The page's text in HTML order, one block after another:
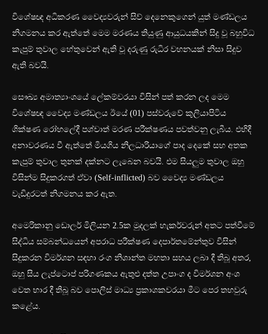
විශේෂඥ අධිකරණ වෛද්‍යවරුන් සිව් දෙනෙකුගෙන් යුත් මණ්ඩලය
නිගමනය කර ඇත්තේ මෙම මරණය තියුණු ආයුධයකින් සිදු වූ බහුවිධ
කැපුම් තුවාල හේතුවෙන් ඇති වූ දරුණු රුධිර වහනයක් නිසා සිදුව
ඇති බවයි.
සෞඛ්‍ය අමාත්‍යාංශයේ ලේකම්වරයා විසින් පත් කරන ලද මෙම
විශේෂඥ වෛද්‍ය මණ්ඩලය ඊයේ (01) පස්වරුවේ කුලියාපිටිය
ශික්ෂණ රෝහලේදී පශ්චාත් මරණ පරීක්ෂණය පවත්වනු ලැබීය. එහිදී
අනාවරණය වී ඇත්තේ මියගිය නිලධාරියාගේ පාද දෙකේ සහ අතක
කැපුම් තුවාල තුනක් දක්නට ලැබෙන බවයි. එම සියලුම තුවාල ඔහු
විසින්ම සිදුකරගත් ඒවා (Self-inflicted) බව වෛද්‍ය මණ්ඩලය
වැඩිදුරටත් නිගමනය කර ඇත.
අමෙරිකානු ඩොලර් මිලියන 2.5ක මුදලක් හැකර්වරුන් අතට පත්වීමේ
සිද්ධිය සම්බන්ධයෙන් අපරාධ පරීක්ෂණ දෙපාර්තමේන්තුව විසින්
සිදුකරන විමර්ශන සඳහා රංග නිශාන්ත මහතා සහය ලබා දී තිබූ අතර,
ඔහු සිය ලැප්ටොප් පරිගණකය ඇතුළු දත්ත උපාංග ද විමර්ශන අංශ
වෙත භාර දී තිබූ බව පොලිස් මාධ්‍ය ප්‍රකාශකවරයා මීට පෙර තහවුරු
කළේය.